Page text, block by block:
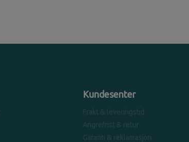
Kundesenter
Frakt & leveringstid
Angrefrist & retur
Garanti & reklamasjon